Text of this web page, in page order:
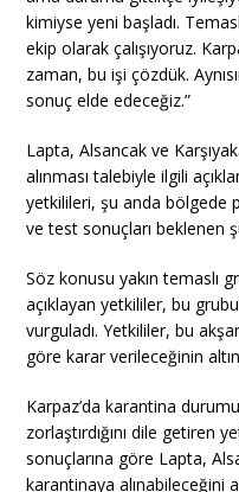
kimiyse yeni başladı.
ekip olarak çalışıyoruz.
zaman, bu işi çözdük.
sonuç elde edeceğiz.”
Lapta, Alsancak ve
alınması talebiyle ilgili
yetkilileri, şu anda bölgede
ve test sonuçları beklenen
Söz konusu yakın temaslı
açıklayan yetkililer, bu
vurguladı. Yetkililer, bu
göre karar verileceğinin
Karpaz’da karantina
zorlaştırdığını dile getiren
sonuçlarına göre Lapta,
karantinaya alınabileceğini